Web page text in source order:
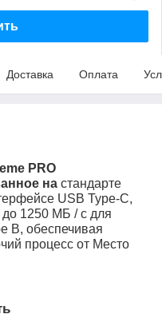
Доставка Оплата
PRO
на стандарте
USB Type-C,
до 1250 МБ / с для
B, обеспечивая
процесс от Место